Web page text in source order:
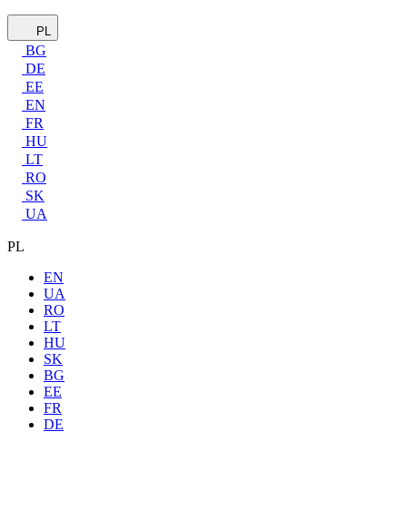
PL
BG
DE
EE
EN
FR
HU
LT
RO
SK
UA
PL
EN
UA
RO
LT
HU
SK
BG
EE
FR
DE